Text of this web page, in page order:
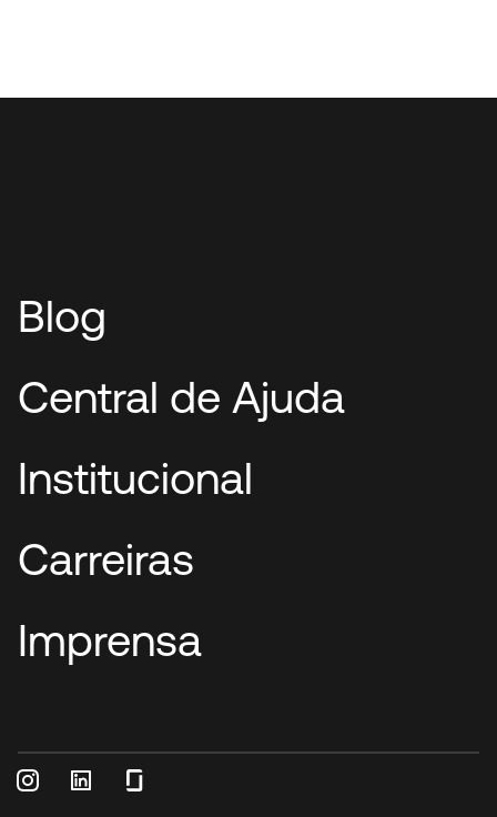
Blog
Central de Ajuda
Institucional
Carreiras
Imprensa